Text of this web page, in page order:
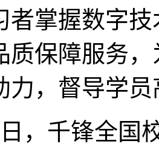
者掌握数字
质保障服务
力，督导学
千锋全国校